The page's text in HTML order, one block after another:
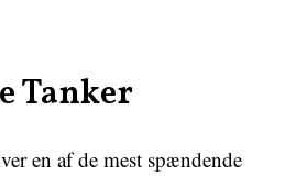
Tanker
en af de mest spændende